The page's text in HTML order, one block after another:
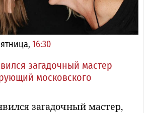
16:30
загадочный мастер
московского
загадочный мастер,